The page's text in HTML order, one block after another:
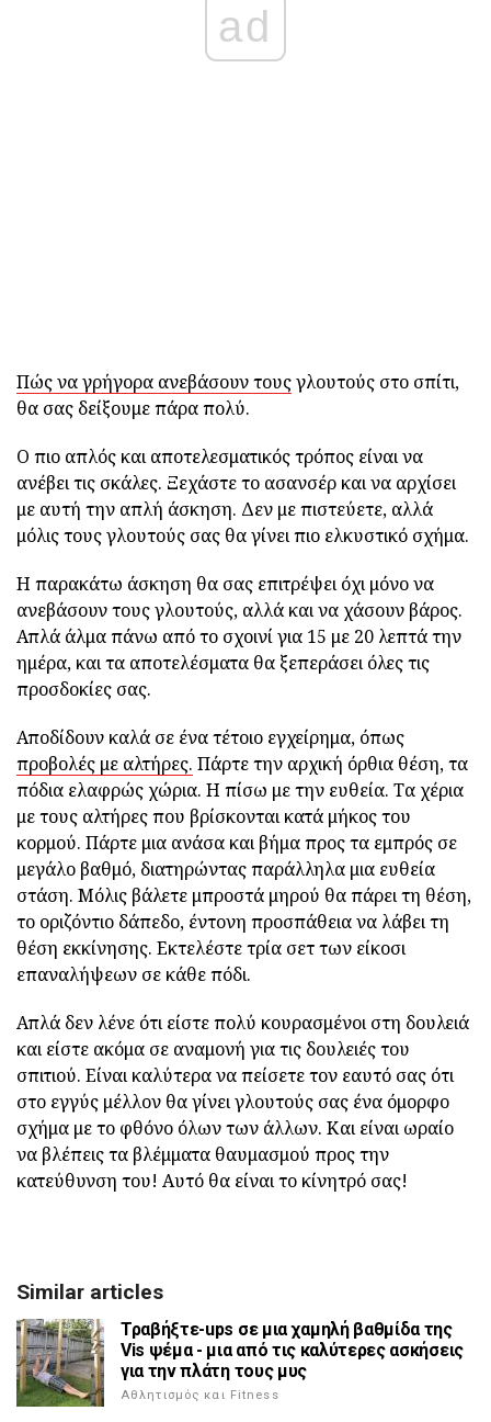
ad
Πώς να γρήγορα ανεβάσουν τουςγλουτούς στο σπίτι,
θα σας δείξουμε πάρα πολύ.
Ο πιο απλός και αποτελεσματικός τρόπος είναι να
ανέβει τις σκάλες. Ξεχάστε το ασανσέρ και να αρχίσει
με αυτή την απλή άσκηση. Δεν με πιστεύετε, αλλά
μόλις τους γλουτούς σας θα γίνει πιο ελκυστικό σχήμα.
Η παρακάτω άσκηση θα σας επιτρέψει όχι μόνο να
ανεβάσουν τους γλουτούς, αλλά και να χάσουν βάρος.
Απλά άλμα πάνω από το σχοινί για 15 με 20 λεπτά την
ημέρα, και τα αποτελέσματα θα ξεπεράσει όλες τις
προσδοκίες σας.
Αποδίδουν καλά σε ένα τέτοιο εγχείρημα, όπως
προβολές με αλτήρες. Πάρτε την αρχική όρθια θέση, τα
πόδια ελαφρώς χώρια. Η πίσω με την ευθεία. Τα χέρια
με τους αλτήρες που βρίσκονται κατά μήκος του
κορμού. Πάρτε μια ανάσα και βήμα προς τα εμπρός σε
μεγάλο βαθμό, διατηρώντας παράλληλα μια ευθεία
στάση. Μόλις βάλετε μπροστά μηρού θα πάρει τη θέση,
το οριζόντιο δάπεδο, έντονη προσπάθεια να λάβει τη
θέση εκκίνησης. Εκτελέστε τρία σετ των είκοσι
επαναλήψεων σε κάθε πόδι.
Απλά δεν λένε ότι είστε πολύ κουρασμένοι στη δουλειά
και είστε ακόμα σε αναμονή για τις δουλειές του
σπιτιού. Είναι καλύτερα να πείσετε τον εαυτό σας ότι
στο εγγύς μέλλον θα γίνει γλουτούς σας ένα όμορφο
σχήμα με το φθόνο όλων των άλλων. Και είναι ωραίο
να βλέπεις τα βλέμματα θαυμασμού προς την
κατεύθυνση του! Αυτό θα είναι το κίνητρό σας!
Similar articles
Τραβήξτε-ups σε μια χαμηλή βαθμίδα της
Vis ψέμα - μια από τις καλύτερες ασκήσεις
για την πλάτη τους μυς
Αθλητισμός και Fitness